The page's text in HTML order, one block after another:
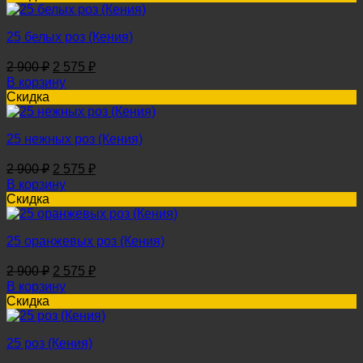
25 белых роз (Кения)
2 900₽ Первоначальная
цена
составляла
2
2 575 ₽Текущая
2
575 ₽.
В корзину
Скидка
25 нежных роз (Кения)
2 900₽ Первоначальная
цена
составляла
2
2 575 ₽Текущая
2
575 ₽.
В корзину
Скидка
25 оранжевых роз (Кения)
2 900₽ Первоначальная
цена
составляла
2
2 575 ₽Текущая
2
575 ₽.
В корзину
Скидка
25 роз (Кения)